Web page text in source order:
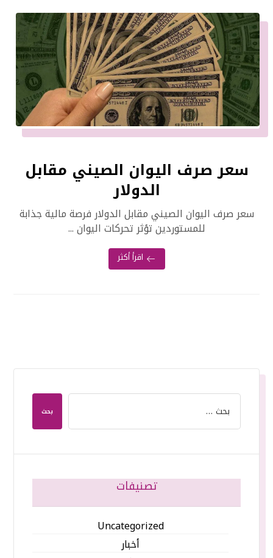
سعر صرف اليوان الصيني مقابل
الدولار
سعر صرف اليوان الصيني مقابل الدولار فرصة مالية جذابة
للمستوردين تؤثر تحركات اليوان ...
اقرأ أكثر
بحث
تصنيفات
Uncategorized
أخبار